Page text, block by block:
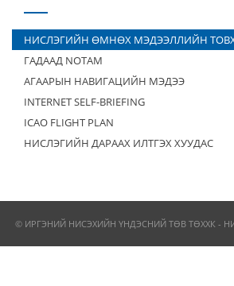
НИСЛЭГИЙН ӨМНӨХ МЭДЭЭЛЛИЙН
ГАДААД NOTAM
АГААРЫН НАВИГАЦИЙН МЭДЭЭ
INTERNET SELF-BRIEFING
ICAO FLIGHT PLAN
НИСЛЭГИЙН ДАРААХ ИЛТГЭХ ХУУДАС
© ИРГЭНИЙ НИСЭХИЙН ҮНДЭСНИЙ ТӨВ ТӨХХК -